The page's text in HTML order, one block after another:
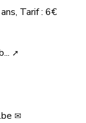
Tarif : 6€